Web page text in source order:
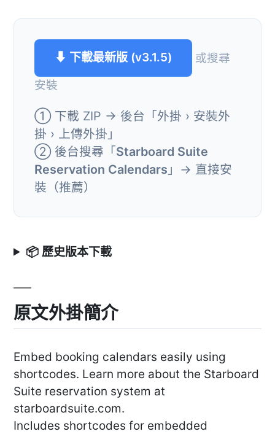
⬇ 下載最新版 (v3.1.5)
或搜尋
安裝
① 下載 ZIP → 後台「外掛 › 安裝外
掛 › 上傳外掛」
② 後台搜尋「Starboard Suite
Reservation Calendars 」→ 直接安
裝（推薦）
📦 歷史版本下載
原文外掛簡介
Embed booking calendars easily using
shortcodes. Learn more about the Starboard
Suite reservation system at
starboardsuite.com.
Includes shortcodes for embedded